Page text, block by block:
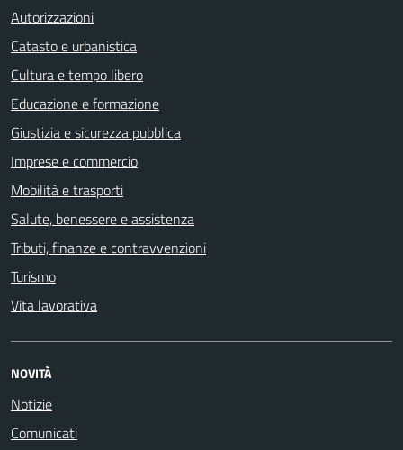
Autorizzazioni
Catasto e urbanistica
Cultura e tempo libero
Educazione e formazione
Giustizia e sicurezza pubblica
Imprese e commercio
Mobilità e trasporti
Salute, benessere e assistenza
Tributi, finanze e contravvenzioni
Turismo
Vita lavorativa
NOVITÀ
Notizie
Comunicati